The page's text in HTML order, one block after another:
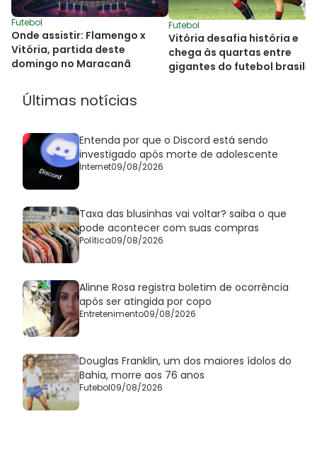
Futebol
Onde assistir: Flamengo x
Vitória, partida deste
domingo no Maracanã
Futebol
Vitória desafia história e
chega às quartas entre
gigantes do futebol
Últimas notícias
Entenda por que o Discord está sendo
investigado após morte de adolescente
Internet09/08/2026
Taxa das blusinhas vai voltar? saiba o que
pode acontecer com suas compras
Política09/08/2026
Alinne Rosa registra boletim de ocorrência
após ser atingida por copo
Entretenimento09/08/2026
Douglas Franklin, um dos maiores ídolos do
Bahia, morre aos 76 anos
Futebol09/08/2026